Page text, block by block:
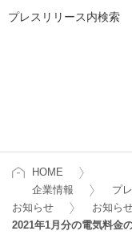
プレスリリース内検索
HOME
企業情報
プ
お知らせ
お知ら
2021年1月分の電気料金